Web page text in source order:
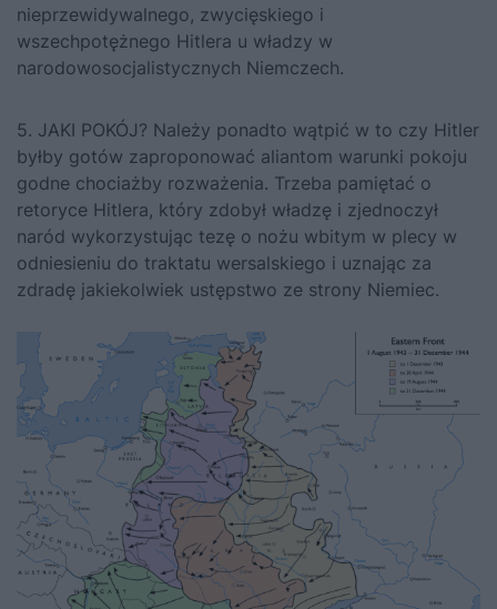
nieprzewidywalnego, zwycięskiego i
wszechpotężnego Hitlera u władzy w
narodowosocjalistycznych Niemczech.
5. JAKI POKÓJ? Należy ponadto wątpić w to czy Hitler
byłby gotów zaproponować aliantom warunki pokoju
godne chociażby rozważenia. Trzeba pamiętać o
retoryce Hitlera, który zdobył władzę i zjednoczył
naród wykorzystując tezę o nożu wbitym w plecy w
odniesieniu do traktatu wersalskiego i uznając za
zdradę jakiekolwiek ustępstwo ze strony Niemiec.